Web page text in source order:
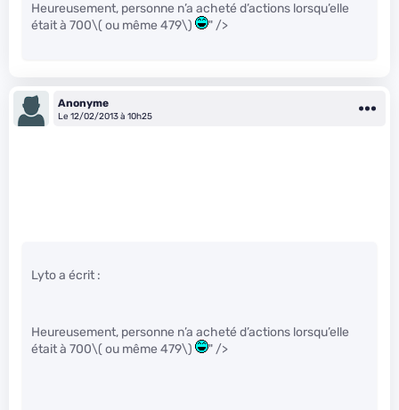
Heureusement, personne n’a acheté d’actions lorsqu’elle
était à 700\( ou même 479\) " />
Anonyme
Le 12/02/2013 à 10h25
Lyto a écrit :
Heureusement, personne n’a acheté d’actions lorsqu’elle
était à 700\( ou même 479\) " />